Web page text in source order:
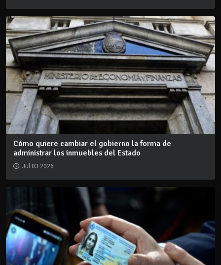
Cómo quiere cambiar el gobierno la forma de
administrar los inmuebles del Estado
Jul 03 2026